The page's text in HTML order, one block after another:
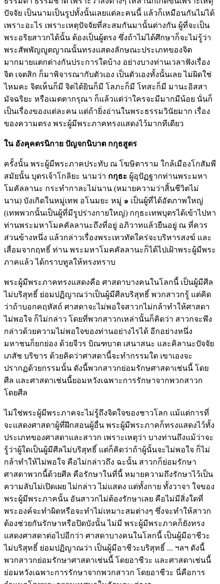
ปัจจัย เป็นนามเป็นรูปทั้งนั้นเลยแต่ละคนนี้ แล้วก็เหมือนกันไม่ได้
เพราะอะไร เพราะเหตุปัจจัยที่สะสมกันมานั้นต่างกัน ผู้ที่จะเป็น
พระอริยสาวกได้นั้น ต้องเป็นผู้ตรง ซึ่งถ้าไม่ได้ศึกษาก็จะไม่รู้ว่า
พระสัพพัญญูตญาณนั้นทรงแสดงลักษณะประเภทของจิต
มากมายแตกต่างกันประการใดบ้าง อย่างบางท่านเวลาฟังเรื่อง
จิต เจตสิก ก็มาพิจารณากับตัวเอง เป็นตัวเองทั้งนั้นเลย ไม่ผิดใช่
ไหมคะ จิตเห็นก็มี จิตได้ยินก็มี โลภะก็มี โทสะก็มี มานะอิสสา
มัจฉริยะ หรือเมตตากรุณา ก็แล้วแต่ว่าใครจะมีมากมีน้อย นั่นก็
เป็นเรื่องของแต่ละคน แต่ถ้ายิ่งอ่านในพระธรรมวินัยมาก เรื่อง
ของความตรง พระผู้มีพระภาคทรงแสดงไว้มากทีเดียว
ใน อังคุคตรนิกาย ปัญจกนิบาต กกุธสูตร
ครั้งนั้น พระผู้มีพระภาคประทับ ณ โฆษิตาราม ใกล้เมืองโกสัมพี
สมัยนั้น บุตรเจ้าโกลิยะ นามว่า กกุธะ ผู้อุปัฏฐากท่านพระมหา
โมคัลลานะ กระทำกาละไม่นาน (หมายความว่าสิ้นชีวิตไม่
นาน) บังเกิดในหมู่เทพ อโนมยะ หมู่ ๑ เป็นผู้ที่ได้อัตภาพใหญ่
(เทพพวกนั้นเป็นผู้ที่มีรูปร่างกายใหญ่) กกุธะเทพบุตรได้เข้าไปหา
ท่านพระมหาโมคคัลลานะถึงที่อยู่ อภิวาทแล้วยืนอยู่ ณ ที่ควร
ส่วนข้างหนึ่ง แล้วกล่าวเรื่องพระเทวทัตใคร่จะบริหารสงฆ์ และ
เสื่อมจากฤทธิ์ ท่าน พระมหาโมคคัลลานะก็ได้ไปเฝ้าพระผู้มีพระ
ภาคแล้ว ได้กราบทูลให้ทรงทราบ
พระผู้มีพระภาคทรงแสดงคือ ศาสดาบางคนในโลกนี้ เป็นผู้มีศีล
ไม่บริสุทธิ์ ย่อมปฏิญาณว่าเป็นผู้มีศีลบริสุทธิ์ พวกสาวกรู้ แต่คิด
ว่าถ้าบอกคฤหัสถ์ ศาสดาจะไม่พอใจสาวกไม่กล้าทำให้ศาสดา
ไม่พอใจ ก็ไม่กล่าว โดยที่พวกสาวกเหล่านั้นก็คิดว่า สาวกจะพึง
กล่าวด้วยความไม่พอใจของท่านอย่างไรได้ อีกอย่างหนึ่ง
มหาชนก็ยกย่อง ด้วยจีวร บิณฑบาต เสนาสนะ และคิลานะปัจจัย
เภสัช บริขาร ด้วยคิดว่าศาสดานี้จะทำกรรมใด เขาเองจะ
ปรากฏด้วยกรรมนั้น ดังนี้พวกสาวกย่อมรักษศาสดาเช่นนี้ โดย
ศีล และศาสดาเช่นนี้ยอมหวังเฉพาะการรักษาจากพวกสาวก
โดยศีล
ไม่ใช่พระผู้มีพระภาคจะไม่รู้ถึงจิตใจของชาวโลก แม้แต่การที่
จะแสดงศาสดาผู้ที่ฝึกสอนผู้อื่น พระผู้มีพระภาคก็ทรงแสดงไว้ทั้ง
ประเภทของศาสดาและสาวก เพราะเหตุว่า บางท่านถึงแม้ว่าจะ
รู้ว่าผู้ใดเป็นผู้มีศีลไม่บริสุทธิ์ แต่ก็คิดว่าถ้าผู้นั้นจะไม่พอใจ ก็ไม่
กล้าทำให้ไม่พอใจ คือไม่กล่าวถึง ฉะนั้น สาวกก็ย่อมรักษา
ศาสดาพวกนี้ด้วยศีล คือรักษาในที่นี้ หมายความถึงรักษาไว้เป็น
ความลับไม่เปิดเผย ไม่กล่าว ไม่แสดง แต่ทั้งกาย ทั้งวาจา ใจของ
พระผู้มีพระภาคนั้น อันสาวกไม่ต้องรักษาเลย คือไม่มีสิ่งใดที่
พระองค์จะทำผิดหรือจะทำไม่เหมาะสมต่างๆ ซึ่งจะทำให้สาวก
ต้องช่วยกันรักษาหรือปิดบังนั้น ไม่มี พระผู้มีพระภาคก็ยังทรง
แสดงศาสดาต่อไปอีกว่า ศาสดาบางคนในโลกนี้ เป็นผู้มีอาชีวะ
ไม่บริสุทธิ์ ย่อมปฏิญาณว่า เป็นผู้มีอาชีวะบริสุทธิ์ ... ฯลฯ ดังนี้
พวกสาวกย่อมรักษาศาสดาเช่นนี้ โดยอาชีวะ และศาสดาเช่นนี้
ย่อมหวังเฉพาะการรักษาจากพวกสาวก โดยอาชีวะ นี่คือการ